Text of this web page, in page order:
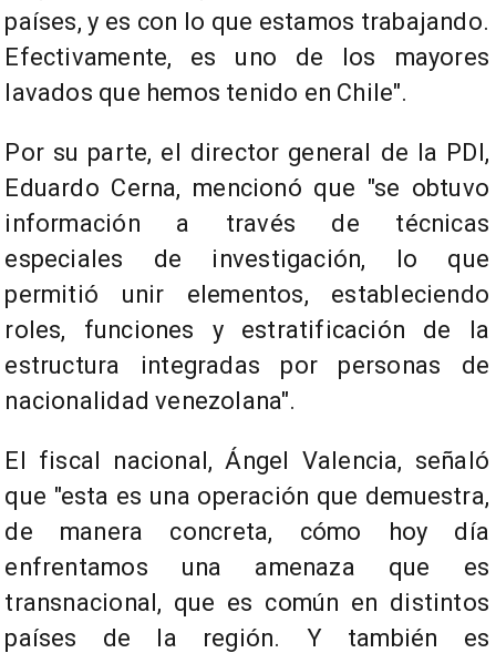
países, y es con lo que estamos trabajando.
Efectivamente, es uno de los mayores
lavados que hemos tenido en Chile".
Por su parte, el director general de la PDI,
Eduardo Cerna, mencionó que "se obtuvo
información a través de técnicas
especiales de investigación, lo que
permitió unir elementos, estableciendo
roles, funciones y estratificación de la
estructura integradas por personas de
nacionalidad venezolana".
El fiscal nacional, Ángel Valencia, señaló
que "esta es una operación que demuestra,
de manera concreta, cómo hoy día
enfrentamos una amenaza que es
transnacional, que es común en distintos
países de la región. Y también es